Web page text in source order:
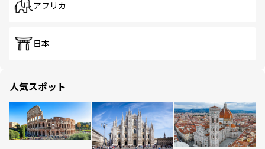
アフリカ
日本
人気スポット